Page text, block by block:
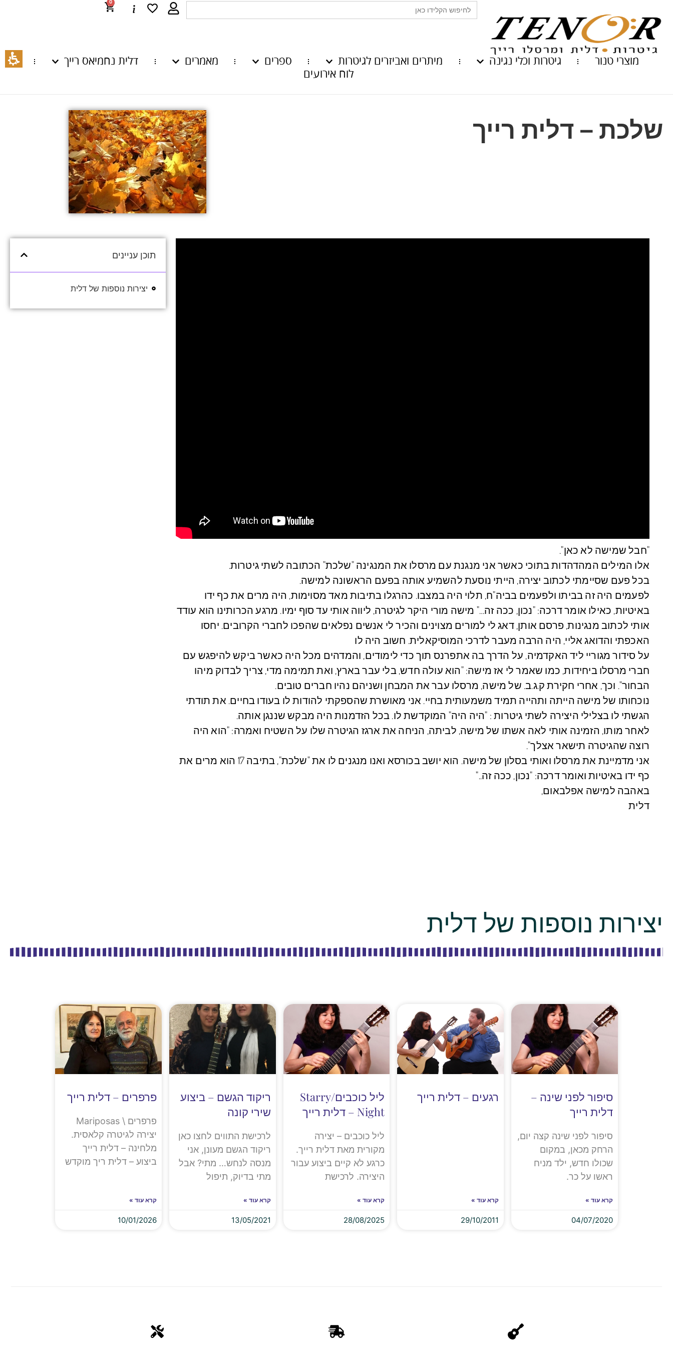
Search
for:
0
מוצרי טנור גיטרות וכלי נגינה מיתרים ואביזרים לגיטרות ספרים מאמרים
דלית נחמיאס רייך
לוח אירועים
שלכת – דלית רייך
"חבל שמישה לא כאן".
אלו המילים המהדהדות בתוכי כאשר אני מנגנת עם מרסלו את המנגינה "שלכת" הכתובה לשתי גיטרות.
בכל פעם שסיימתי לכתוב יצירה, הייתי נוסעת להשמיע אותה בפעם הראשונה למישה.
לפעמים היה זה בביתו ולפעמים בביה"ח, תלוי היה במצבו. כהרגלו בתיבות מאד מסוימות, היה מרים את כף ידו
באיטיות, כאילו אומר דרכה: "נכון, ככה זה…" מישה מורי היקר לגיטרה, ליווה אותי עד סוף ימיו. מרגע הכרותינו הוא עודד
אותי לכתוב מנגינות, פרסם אותן, דאג לי למורים מצוינים והכיר לי אנשים נפלאים שהפכו לחברי הקרובים. יחסו
האכפתי והדואג אליי, היה הרבה מעבר לדרכי המוסיקאלית. חשוב היה לו
על סידור מגוריי ליד האקדמיה, על הדרך בה אתפרנס תוך כדי לימודים, והמדהים מכל היה כאשר ביקש להיפגש עם
חברי מרסלו ביחידות, כמו שאמר לי אז מישה: "הוא עולה חדש, בלי עבר בארץ, ואת תמימה מדי, צריך לבדוק מיהו
הבחור". וכך, אחרי חקירת ק.ג.ב. של מישה, מרסלו עבר את המבחן ושניהם נהיו חברים טובים.
נוכחותו של מישה הייתה ותהייה תמיד משמעותית בחיי. אני מאושרת שהספקתי להודות לו בעודו בחיים. את תודתי
הגשתי לו בצלילי היצירה לשתי גיטרות : "היה היה" המוקדשת לו. בכל הזדמנות היה מבקש שננגן אותה.
לאחר מותו, הזמינה אותי לאה אשתו של מישה, לביתה, הניחה את ארגז הגיטרה שלו על השטיח ואמרה: "הוא היה
רוצה שהגיטרה תישאר אצלך".
אני מדמיינת את מרסלו ואותי בסלון של מישה. הוא יושב בכורסא ואנו מנגנים לו את"שלכת"
, בתיבה 17 הוא מרים את
כף ידו באיטיות ואומר דרכה: "נכון, ככה זה.."
באהבה למישה אפלבאום,
דלית
תוכן עניינים
יצירות נוספות של דלית
יצירות נוספות של דלית
סיפור לפני שינה –
דלית רייך
סיפור לפני שינה קצה יום,
הרחק מכאן, במקום
שכולו חדש, ילד מניח
ראשו על כר.
קרא עוד »
04/07/2020
רגעים – דלית רייך
קרא עוד »
29/10/2011
ליל כוכבים/Starry
Night – דלית רייך
ליל כוכבים – יצירה
מקורית מאת דלית רייך.
כרגע לא קיים ביצוע עבור
היצירה. לרכישת
קרא עוד »
28/08/2025
ריקוד הגשם – ביצוע
שירי קונה
לרכישת התווים לחצו כאן
ריקוד הגשם מעונן, אני
מנסה לנחש… מתי? אבל
מתי בדיוק, תיפול
קרא עוד »
13/05/2021
פרפרים – דלית רייך
פרפרים \ Mariposas
יצירה לגיטרה קלאסית.
מלחינה – דלית רייך
ביצוע – דלית ריך מוקדש
קרא עוד »
10/01/2026